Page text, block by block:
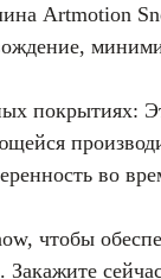
Artmotion
покрытиях:
во
чтобы